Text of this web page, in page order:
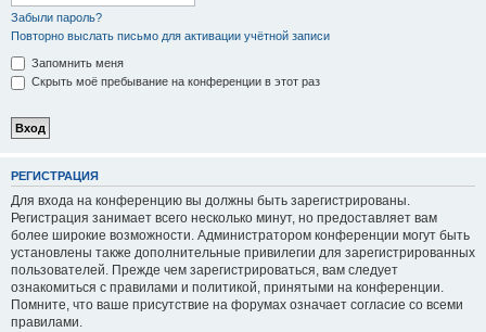
Забыли пароль?
Повторно выслать письмо для активации учётной записи
Запомнить меня
Скрыть моё пребывание на конференции в этот раз
РЕГИСТРАЦИЯ
Для входа на конференцию вы должны быть зарегистрированы.
Регистрация занимает всего несколько минут, но предоставляет вам
более широкие возможности. Администратором конференции могут быть
установлены также дополнительные привилегии для зарегистрированных
пользователей. Прежде чем зарегистрироваться, вам следует
ознакомиться с правилами и политикой, принятыми на конференции.
Помните, что ваше присутствие на форумах означает согласие со всеми
правилами.